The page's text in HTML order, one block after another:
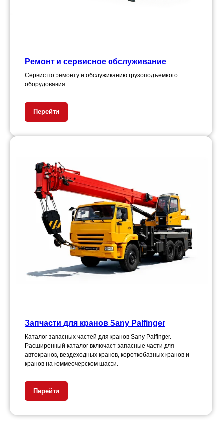
Ремонт и сервисное обслуживание
Сервис по ремонту и обслуживанию грузоподъемного
оборудования
Перейти
Запчасти для кранов Sany Palfinger
Каталог запасных частей для кранов Sany Palfinger.
Расширенный каталог включает запасные части для
автокранов, вездеходных кранов, короткобазных кранов и
кранов на коммеочерском шасси.
Перейти